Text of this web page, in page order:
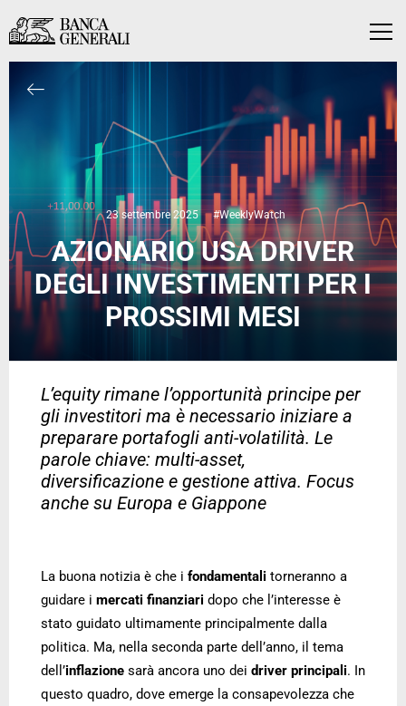
Vai al contenuto principale
Menu
Vai al contenuto principale
23 settembre 2025 #WeeklyWatch
AZIONARIO USA DRIVER
DEGLI INVESTIMENTI PER I
PROSSIMI MESI
L’equity rimane l’opportunità principe per
gli investitori ma è necessario iniziare a
preparare portafogli anti-volatilità. Le
parole chiave: multi-asset,
diversificazione e gestione attiva. Focus
anche su Europa e Giappone
La buona notizia è che i fondamentali torneranno a
guidare i mercati finanziari dopo che l’interesse è
stato guidato ultimamente principalmente dalla
politica. Ma, nella seconda parte dell’anno, il tema
dell’inflazione sarà ancora uno dei driver principali. In
questo quadro, dove emerge la consapevolezza che